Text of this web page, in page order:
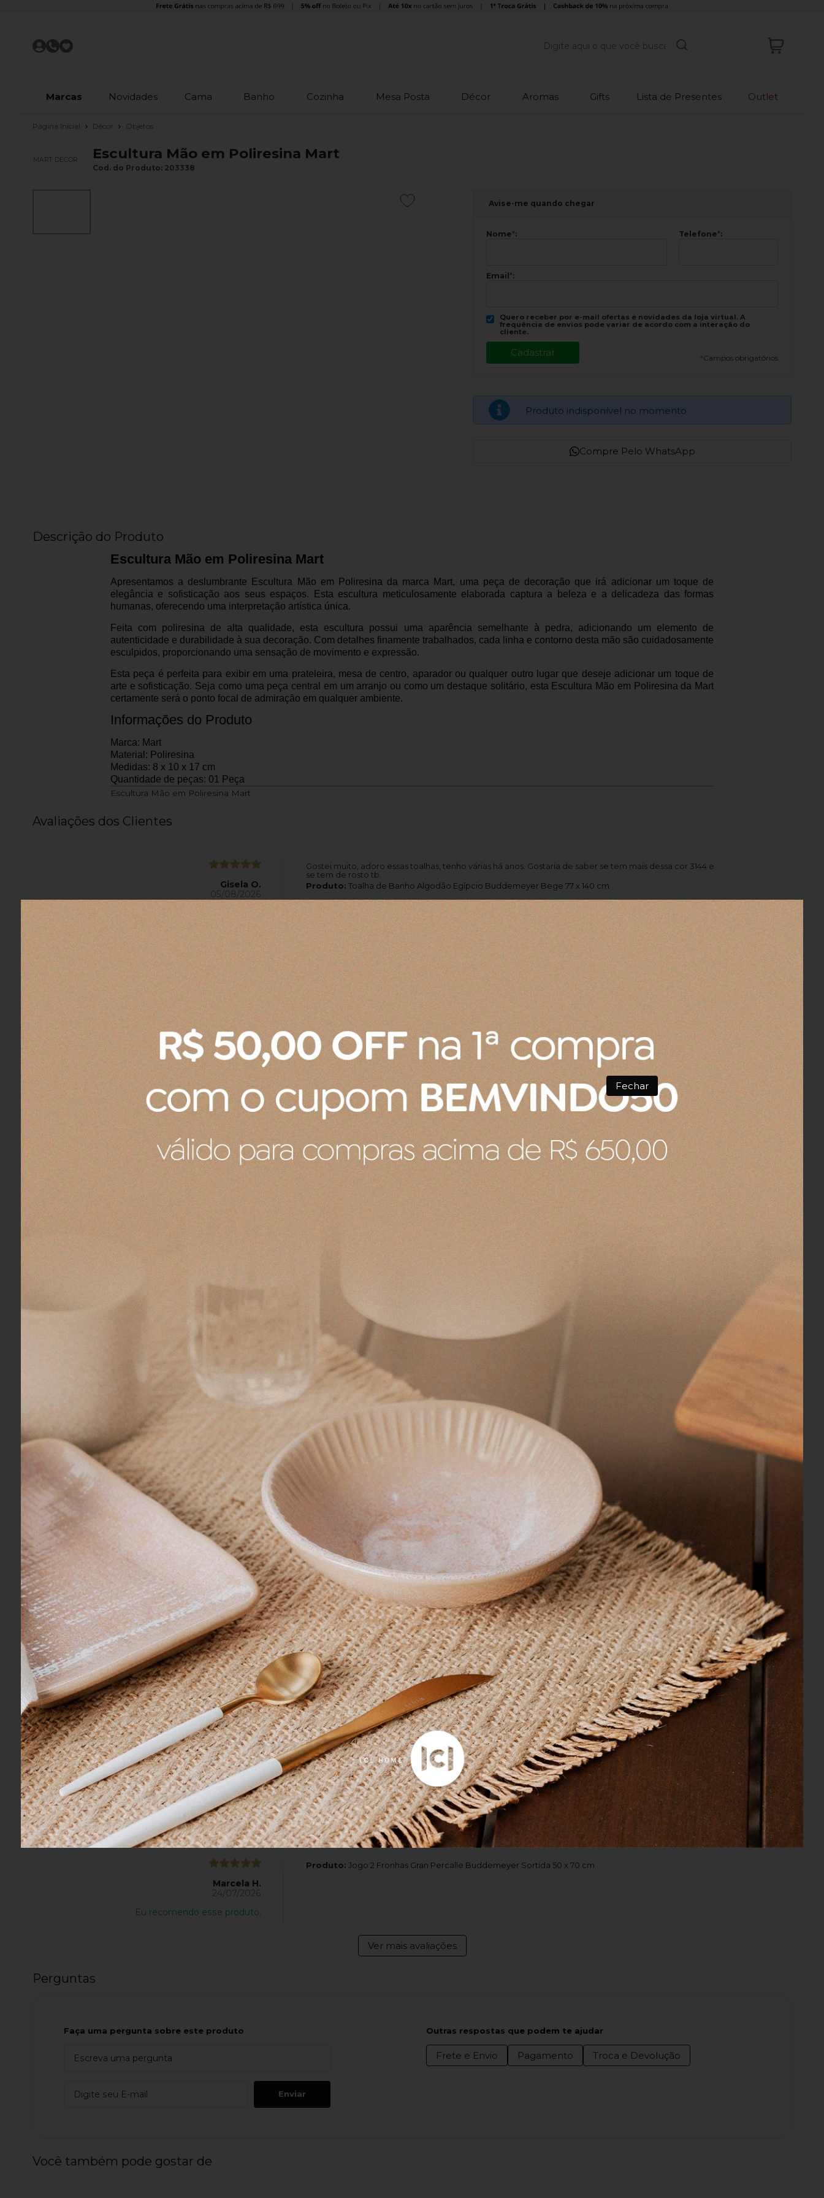
Marcas Novidades Cama Banho Cozinha Mesa Posta Décor Aromas Gifts Lista de Presentes Outlet
Página Inicial Décor Objetos
MART DECOR Escultura Mão em Poliresina Mart
Cod. do Produto: 203338
Avise-me quando chegar
Nome*: Telefone*:
Email *:
Quero receber por e-mail ofertas e novidades da loja virtual. A
frequência de envios pode variar de acordo com a interação do
cliente.
*Campos obrigatórios
Produto indisponível no momento
Compre Pelo WhatsApp
Descrição do Produto
Escultura Mão em Poliresina Mart
Apresentamos a deslumbrante Escultura Mão em Poliresina da marca Mart, uma peça de decoração que irá adicionar um toque de
elegância e sofisticação aos seus espaços. Esta escultura meticulosamente elaborada captura a beleza e a delicadeza das formas
humanas, oferecendo uma interpretação artística única.
Feita com poliresina de alta qualidade, esta escultura possui uma aparência semelhante à pedra, adicionando um elemento de
autenticidade e durabilidade à sua decoração. Com detalhes finamente trabalhados, cada linha e contorno desta mão são cuidadosamente
esculpidos, proporcionando uma sensação de movimento e expressão.
Esta peça é perfeita para exibir em uma prateleira, mesa de centro, aparador ou qualquer outro lugar que deseje adicionar um toque de
arte e sofisticação. Seja como uma peça central em um arranjo ou como um destaque solitário, esta Escultura Mão em Poliresina da Mart
certamente será o ponto focal de admiração em qualquer ambiente.
Informações do Produto
Marca: Mart
Material: Poliresina
Medidas: 8 x 10 x 17 cm
Quantidade de peças: 01 Peça
Escultura Mão em Poliresina Mart
Avaliações dos Clientes
Gisela O.
05/08/2026
Eu recomendo esse produto.
Gostei muito, adoro essas toalhas, tenho várias há anos. Gostaria de saber se tem mais dessa cor 3144 e
se tem de rosto tb.
Produto: Toalha de Banho Algodão Egípcio Buddemeyer Bege 77 x 140 cm
04/08/2026
Prato Raso de Cerâmica Le Creuset Azul Caribe 22 cm
Fernando A.
04/08/2026
Eu recomendo esse produto.
Chegou tudo dentro do padrão
Produto: Pote Para Mostarda 450ML Le Creuset
04/08/2026
Eu recomendo esse produto.
Ele veio com um pequeno defeito de fabrica um pontinho no pote o qual, acredito que não faz parte
de fábrica e também durante a compra não falava sobre esse pequeno defeito.
Porta Utensílios Signature Le Creuset Nectar 1,1 L
Bandeja Para 6 Ovos Le Creuset Vermelho
Adriana R.
03/08/2026
Eu recomendo esse produto.
Produto:
Isabela T.
03/08/2026
Eu recomendo esse produto.
Conjunto 02 Copos Ribeiro Pavani Pink
Ideissamara A.
27/07/2026
Eu recomendo esse produto.
Amei!!
Leve e macio ao toque
Exatamente como eu queria
Produto:Cobertor Queen Alpi Buddemeyer Luxus Cinza 2,20 x 2,40 m
Marcela H.
24/07/2026
Eu recomendo esse produto.
Produto:Kit 03 Peças Colcha Queen Magna Buddemeyer Luxus Branco 280cm x 260cm
Marcela H.
24/07/2026
Eu recomendo esse produto.
Produto: Jogo 2 Fronhas Gran Percalle Buddemeyer Sortida 50 x 70 cm
Ver mais avaliações
Perguntas
Faça uma pergunta sobre este produto
Enviar
Outras respostas que podem te ajudar
Frete e Envio Pagamento Troca e Devolução
Você também pode gostar de
Fechar